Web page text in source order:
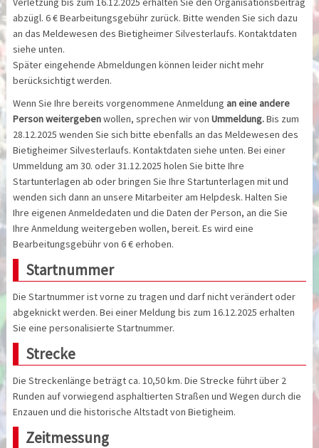
abzügl. 6 € Bearbeitungsgebühr zurück. Bitte wenden Sie sich dazu
an das Meldewesen des Bietigheimer Silvesterlaufs. Kontaktdaten
siehe unten.
Später eingehende Abmeldungen können leider nicht mehr
berücksichtigt werden.
Wenn Sie Ihre bereits vorgenommene Anmeldungan eine andere
Person weitergebenwollen, sprechen wir vonUmmeldung.Bis zum
28.12.2025 wenden Sie sich bitte ebenfalls an das Meldewesen des
Bietigheimer Silvesterlaufs. Kontaktdaten siehe unten. Bei einer
Ummeldung am 30. oder 31.12.2025 holen Sie bitte Ihre
Startunterlagen ab oder bringen Sie Ihre Startunterlagen mit und
wenden sich dann an unsere Mitarbeiter am Helpdesk. Halten Sie
Ihre eigenen Anmeldedaten und die Daten der Person, an die Sie
Ihre Anmeldung weitergeben wollen, bereit. Es wird eine
Bearbeitungsgebühr von 6 € erhoben.
Startnummer
Die Startnummer ist vorne zu tragen und darf nicht verändert oder
abgeknickt werden. Bei einer Meldung bis zum 16.12.2025 erhalten
Sie eine personalisierte Startnummer.
Strecke
Die Streckenlänge beträgt ca. 10,50 km. Die Strecke führt über 2
Runden auf vorwiegend asphaltierten Straßen und Wegen durch die
Enzauen und die historische Altstadt von Bietigheim.
Zeitmessung